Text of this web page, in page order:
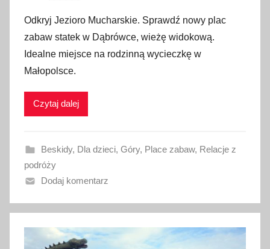
u
b
l
i
w
n
o
2
k
w
Odkryj Jezioro Mucharskie. Sprawdź nowy plac
zabaw statek w Dąbrówce, wieżę widokową.
Idealne miejsce na rodzinną wycieczkę w
Małopolsce.
Czytaj dalej
Beskidy, Dla dzieci, Góry, Place zabaw, Relacje z
podróży
Dodaj komentarz